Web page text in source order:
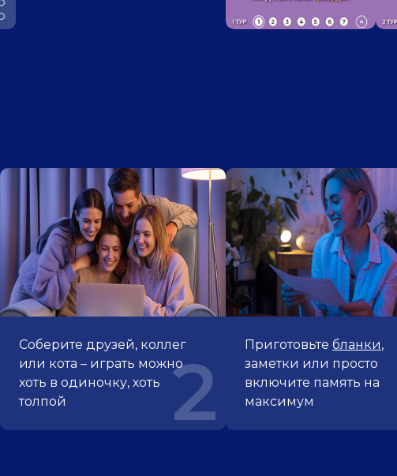
Соберите друзей, коллег
или кота – играть можно
хоть в одиночку, хоть
толпой
2 Приготовьте бланки,
заметки или просто
включите память на
максимум